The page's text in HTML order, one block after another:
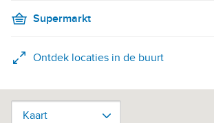
Supermarkt
Ontdek locaties in de buurt
Kaart
Kaart